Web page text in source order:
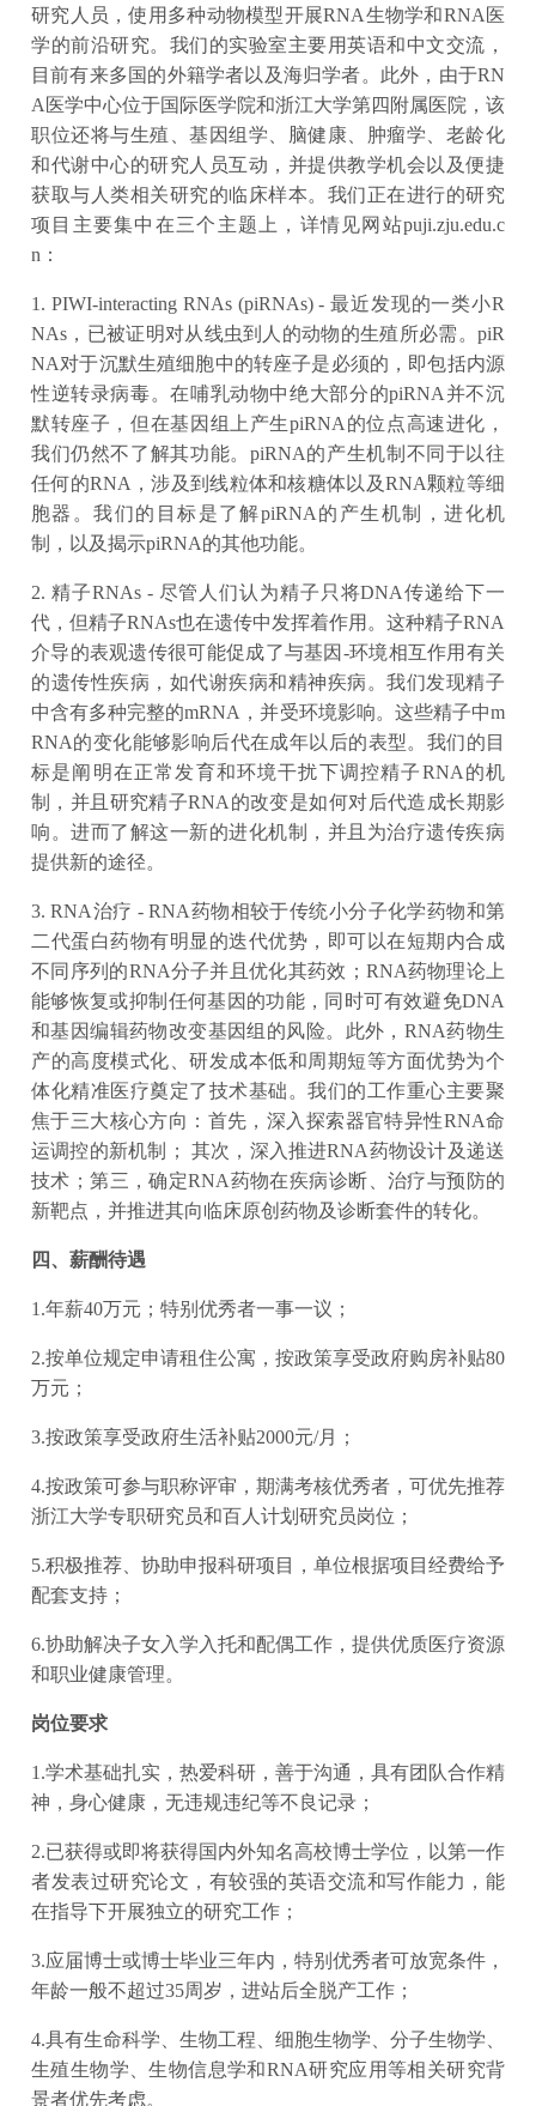
研究人员，使用多种动物模型开展RNA生物学和RNA医
学的前沿研究。我们的实验室主要用英语和中文交流，
目前有来多国的外籍学者以及海归学者。此外，由于RN
A医学中心位于国际医学院和浙江大学第四附属医院，该
职位还将与生殖、基因组学、脑健康、肿瘤学、老龄化
和代谢中心的研究人员互动，并提供教学机会以及便捷
获取与人类相关研究的临床样本。我们正在进行的研究
项目主要集中在三个主题上，详情见网站puji.zju.edu.c
n：
1. PIWI-interacting RNAs (piRNAs) - 最近发现的一类小R
NAs，已被证明对从线虫到人的动物的生殖所必需。piR
NA对于沉默生殖细胞中的转座子是必须的，即包括内源
性逆转录病毒。在哺乳动物中绝大部分的piRNA并不沉
默转座子，但在基因组上产生piRNA的位点高速进化，
我们仍然不了解其功能。piRNA的产生机制不同于以往
任何的RNA，涉及到线粒体和核糖体以及RNA颗粒等细
胞器。我们的目标是了解piRNA的产生机制，进化机
制，以及揭示piRNA的其他功能。
2. 精子RNAs - 尽管人们认为精子只将DNA传递给下一
代，但精子RNAs也在遗传中发挥着作用。这种精子RNA
介导的表观遗传很可能促成了与基因-环境相互作用有关
的遗传性疾病，如代谢疾病和精神疾病。我们发现精子
中含有多种完整的mRNA，并受环境影响。这些精子中m
RNA的变化能够影响后代在成年以后的表型。我们的目
标是阐明在正常发育和环境干扰下调控精子RNA的机
制，并且研究精子RNA的改变是如何对后代造成长期影
响。进而了解这一新的进化机制，并且为治疗遗传疾病
提供新的途径。
3. RNA治疗 - RNA药物相较于传统小分子化学药物和第
二代蛋白药物有明显的迭代优势，即可以在短期内合成
不同序列的RNA分子并且优化其药效；RNA药物理论上
能够恢复或抑制任何基因的功能，同时可有效避免DNA
和基因编辑药物改变基因组的风险。此外，RNA药物生
产的高度模式化、研发成本低和周期短等方面优势为个
体化精准医疗奠定了技术基础。我们的工作重心主要聚
焦于三大核心方向：首先，深入探索器官特异性RNA命
运调控的新机制； 其次，深入推进RNA药物设计及递送
技术；第三，确定RNA药物在疾病诊断、治疗与预防的
新靶点，并推进其向临床原创药物及诊断套件的转化。
四、薪酬待遇
1.年薪40万元；特别优秀者一事一议；
2.按单位规定申请租住公寓，按政策享受政府购房补贴80
万元；
3.按政策享受政府生活补贴2000元/月；
4.按政策可参与职称评审，期满考核优秀者，可优先推荐
浙江大学专职研究员和百人计划研究员岗位；
5.积极推荐、协助申报科研项目，单位根据项目经费给予
配套支持；
6.协助解决子女入学入托和配偶工作，提供优质医疗资源
和职业健康管理。
岗位要求
1.学术基础扎实，热爱科研，善于沟通，具有团队合作精
神，身心健康，无违规违纪等不良记录；
2.已获得或即将获得国内外知名高校博士学位，以第一作
者发表过研究论文，有较强的英语交流和写作能力，能
在指导下开展独立的研究工作；
3.应届博士或博士毕业三年内，特别优秀者可放宽条件，
年龄一般不超过35周岁，进站后全脱产工作；
4.具有生命科学、生物工程、细胞生物学、分子生物学、
生殖生物学、生物信息学和RNA研究应用等相关研究背
景者优先考虑。